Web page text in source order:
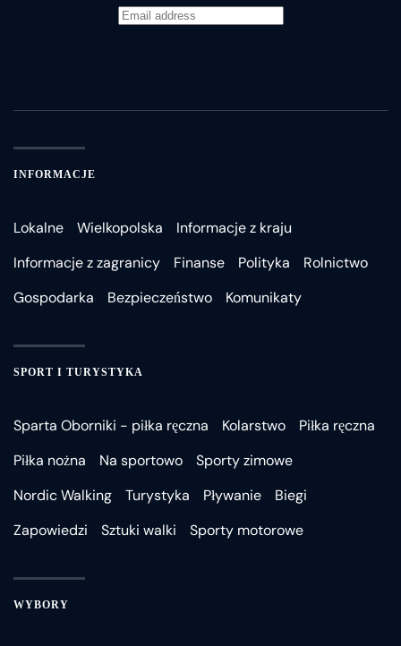
INFORMACJE
Lokalne Wielkopolska
Informacje z kraju
Informacje z zagranicy
Finanse Polityka
Rolnictwo
Gospodarka
Bezpieczeństwo Komunikaty
SPORT I TURYSTYKA
Sparta Oborniki - piłka ręczna Kolarstwo
Piłka ręczna
Piłka nożna
Na sportowo
Sporty zimowe
Nordic Walking
Turystyka Pływanie
Biegi
Zapowiedzi
Sztuki walki Sporty motorowe
WYBORY